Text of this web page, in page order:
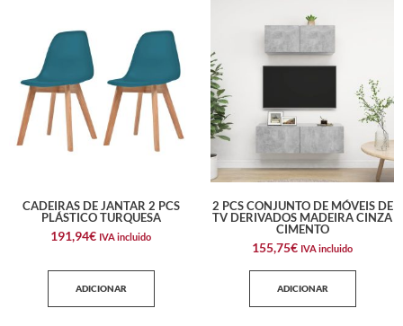
CADEIRAS DE JANTAR 2 PCS
PLÁSTICO TURQUESA
191,94€ IVA incluido
ADICIONAR
2 PCS CONJUNTO DE MÓVEIS DE
TV DERIVADOS MADEIRA CINZA
CIMENTO
155,75€ IVA incluido
ADICIONAR